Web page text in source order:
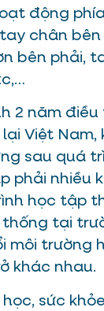
động
chân bên
bên phải,
2 năm điều
Việt Nam,
sau quá
phải nhiều
học tập
tại
môi trường
khác nhau.
sức